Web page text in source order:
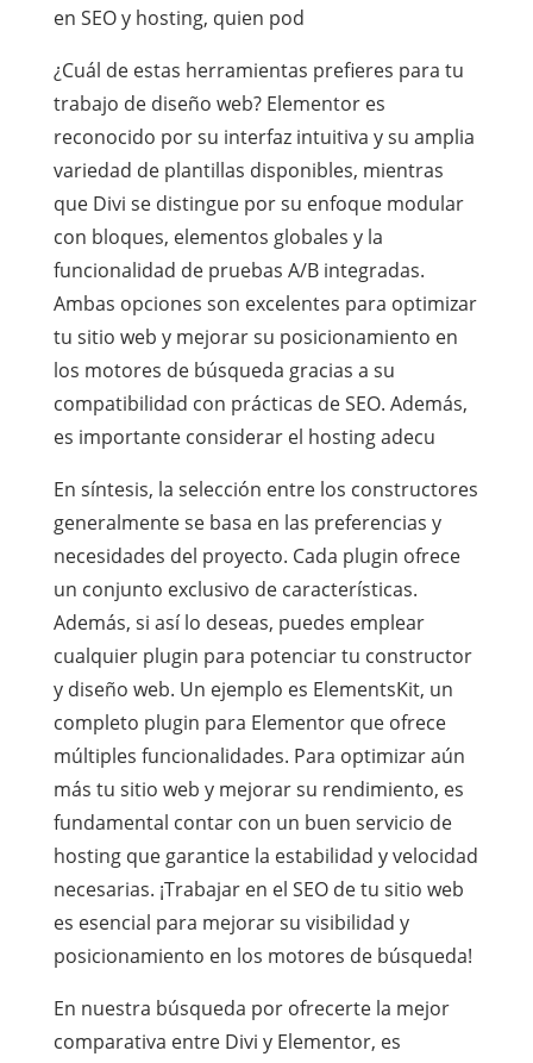
en SEO y hosting, quien pod
¿Cuál de estas herramientas prefieres para tu
trabajo de diseño web? Elementor es
reconocido por su interfaz intuitiva y su amplia
variedad de plantillas disponibles, mientras
que Divi se distingue por su enfoque modular
con bloques, elementos globales y la
funcionalidad de pruebas A/B integradas.
Ambas opciones son excelentes para optimizar
tu sitio web y mejorar su posicionamiento en
los motores de búsqueda gracias a su
compatibilidad con prácticas de SEO. Además,
es importante considerar el hosting adecu
En síntesis, la selección entre los constructores
generalmente se basa en las preferencias y
necesidades del proyecto. Cada plugin ofrece
un conjunto exclusivo de características.
Además, si así lo deseas, puedes emplear
cualquier plugin para potenciar tu constructor
y diseño web. Un ejemplo es ElementsKit, un
completo plugin para Elementor que ofrece
múltiples funcionalidades. Para optimizar aún
más tu sitio web y mejorar su rendimiento, es
fundamental contar con un buen servicio de
hosting que garantice la estabilidad y velocidad
necesarias. ¡Trabajar en el SEO de tu sitio web
es esencial para mejorar su visibilidad y
posicionamiento en los motores de búsqueda!
En nuestra búsqueda por ofrecerte la mejor
comparativa entre Divi y Elementor, es